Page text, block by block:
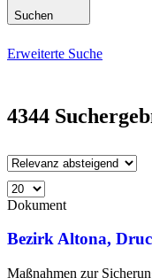
Suchen
Erweiterte Suche
4344
Dokument
Bezirk Altona,
Maßnahmen zur